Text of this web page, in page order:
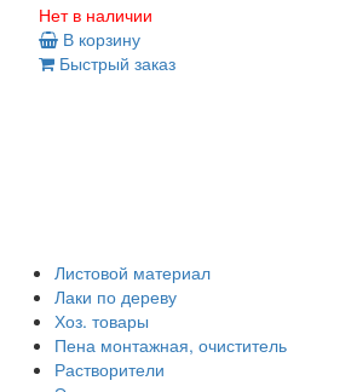
Нет в наличии
В корзину
Быстрый заказ
Листовой материал
Лаки по дереву
Хоз. товары
Пена монтажная, очиститель
Растворители